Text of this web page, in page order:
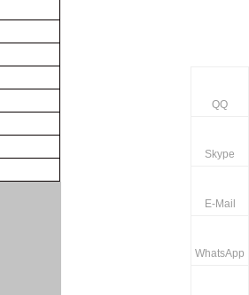
QQ
Skype
E-Mail
WhatsApp